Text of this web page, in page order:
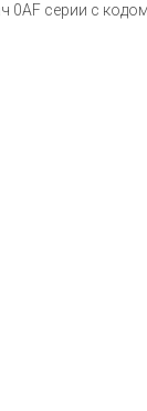
0AF серии с